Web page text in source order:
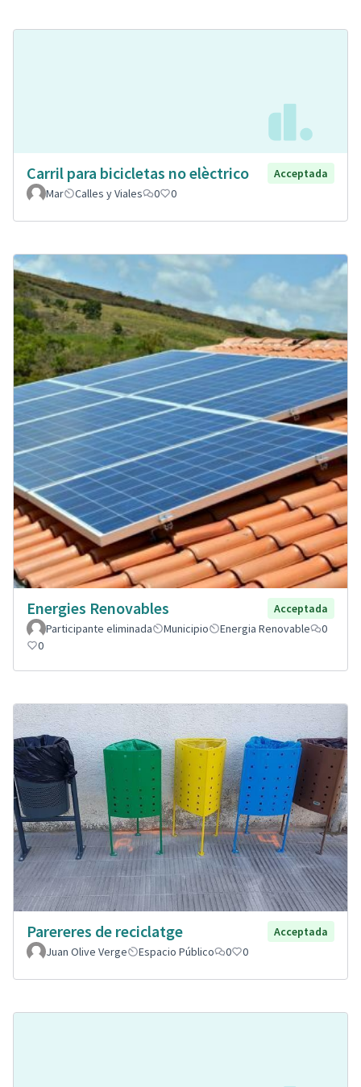
Carril para bicicletas no elèctrico
Acceptada
Mar
Calles y Viales 0 0
Energies Renovables
Acceptada
Participante eliminada
Municipio Energia Renovable
0
0
Parereres de reciclatge
Acceptada
Juan Olive Verge
Espacio Público 0 0